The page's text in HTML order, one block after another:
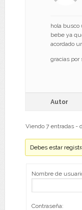
hola busco
bebe ya
acordado
gracias por
Autor
Viendo 7 entradas -
Debes estar
Nombre de
Contraseña: